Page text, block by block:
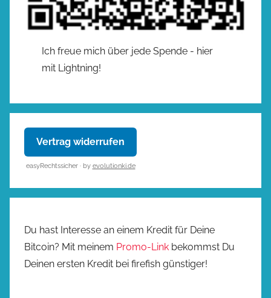
Ich freue mich über jede Spende - hier
mit Lightning!
Vertrag widerrufen
easyRechtssicher · by evolutionki.de
Du hast Interesse an einem Kredit für Deine
Bitcoin? Mit meinem Promo-Link bekommst Du
Deinen ersten Kredit bei firefish günstiger!